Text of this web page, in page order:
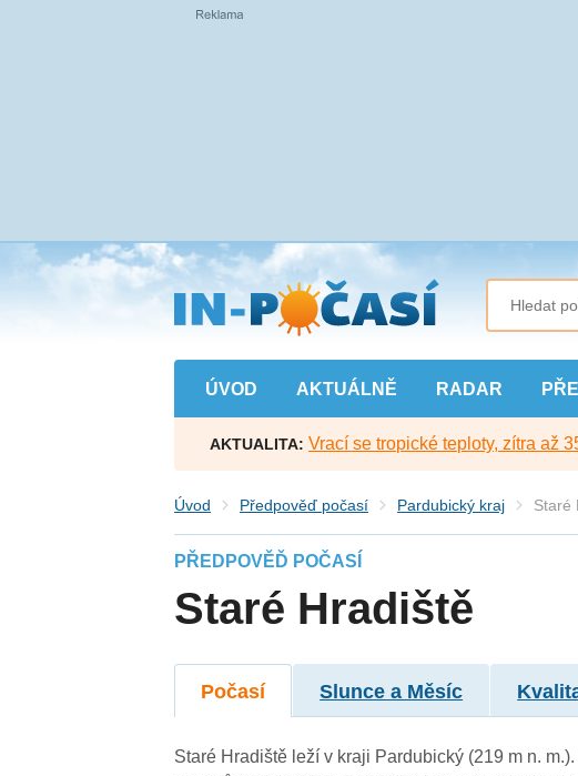
Přejít
na
hlavní
obsah
ÚVOD AKTUÁLNĚ RADAR
AKTUALITA: Vrací se tropické teploty, zítra až
Úvod Předpověď počasí Pardubický kraj Staré
PŘEDPOVĚĎ POČASÍ
Staré Hradiště
Počasí Slunce a Měsíc
Staré Hradiště leží v kraji Pardubický (219 m n.